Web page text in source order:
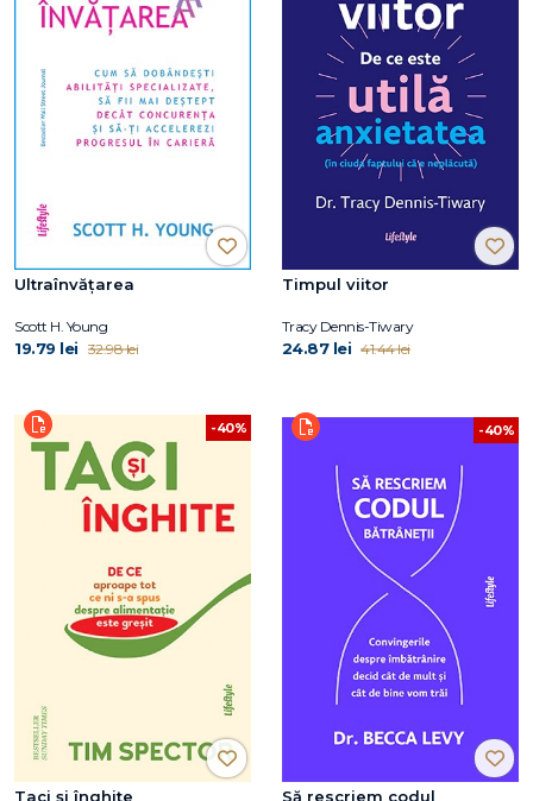
Ultraînvățarea
Scott H. Young
19.79 lei 32.98 lei
Timpul viitor
Tracy Dennis-Tiwary
24.87 lei 41.44 lei
-40%
Taci și înghite
-40%
Să rescriem codul